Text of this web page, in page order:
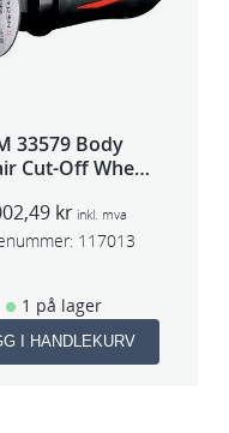
33579 Body
Cut-Off Wheel
kr inkl. mva
117013
1 på lager
I HANDLEKURV